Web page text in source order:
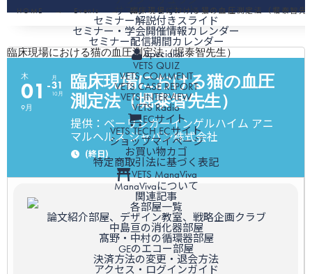
サマリーレポート
セミナー解説付きスライド
セミナー・学会開催情報カレンダー
セミナー配信期間カレンダー
Specialist
VETS QUIZ
VETS COMMENT
VETS CASE REPORT
VETS INTERVIEW
VETS Radio
ECサイト
VETS TECH ECサイト
ショップマイページ
お買い物カゴ
特定商取引法に基づく表記
VETS ManaViva
ManaVivaについて
関連記事
各部屋一覧
論文紹介部屋、デザイン教室、戦略企画クラブ
中島亘の消化器部屋
髙野・中村の循環器部屋
GEのエコー部屋
決済方法の変更・退会方法
アクセス・ログインガイド
HOME Events 臨床現場における猫の血圧測定法（堀泰智先
臨床現場における猫の血圧測定法（堀泰智先生）
木
01
9月
月
31
10月
臨床現場における猫の血圧
測定法（堀泰智先生）
提供：ベーリンガーインゲルハイム アニ
マルヘルス ジャパン株式会社
(終日)